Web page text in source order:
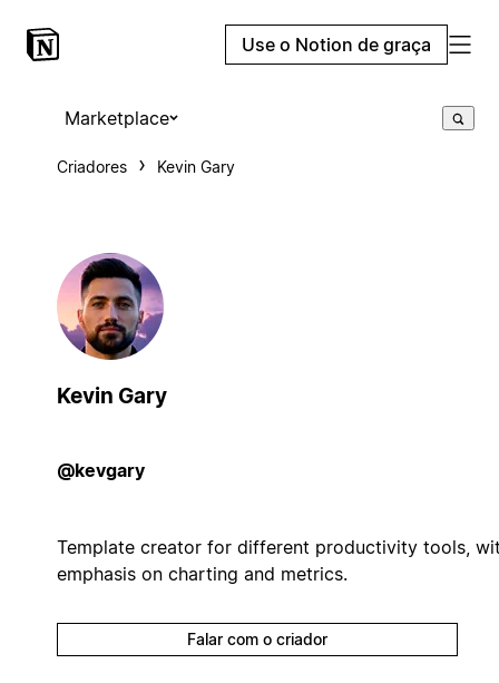
Use o Notion de graça
Marketplace
Criadores Kevin Gary
Kevin Gary
@kevgary
Template creator for different productivity tools,
emphasis on charting and metrics.
Falar com o criador